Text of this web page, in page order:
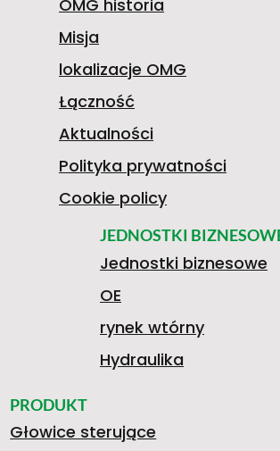
N
1
9
8
1
JEDNOSTKI
Jednostki biznesowe
OE
rynek wtórny
Hydraulika
PRODUKT
Głowice sterujące
OMG historia
Misja
lokalizacje OMG
Łączność
Aktualności
Polityka prywatności
Cookie policy